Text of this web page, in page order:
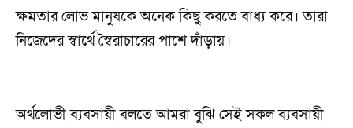
ক্ষমতার লোভ মানুষকে অনেক কিছু করতে বাধ্য করে। তারা
নিজেদের স্বার্থে স্বৈরাচারের পাশে দাঁড়ায়।
অর্থলোভী ব্যবসায়ী বলতে আমরা বুঝি সেই সকল ব্যবসায়ী